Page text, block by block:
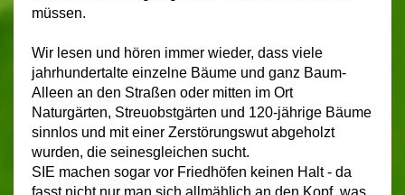
müssen.
Wir lesen und hören immer wieder, dass viele
jahrhundertalte einzelne Bäume und ganz Baum-
Alleen an den Straßen oder mitten im Ort
Naturgärten, Streuobstgärten und 120-jährige Bäume
sinnlos und mit einer Zerstörungswut abgeholzt
wurden, die seinesgleichen sucht.
SIE machen sogar vor Friedhöfen keinen Halt - da